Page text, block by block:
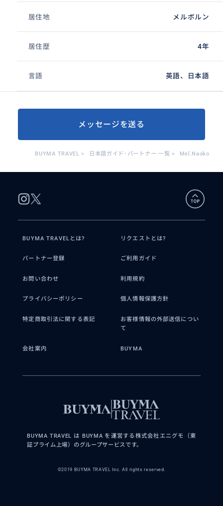
居住地 メルボルン
居住歴 4年
言語 英語、日本語
メッセージを送る
BUYMA TRAVEL > 日本語ガイド･パートナー 一覧 > Mel.Naoko
BUYMA TRAVELとは? リクエストとは?
パートナー登録 ご利用ガイド
お問い合わせ 利用規約
プライバシーポリシー 個人情報保護方針
特定商取引法に関する表記
お客様情報の外部送信につい
て
会社案内 BUYMA
BUYMA TRAVEL は BUYMA を運営する株式会社エニグモ（東
証プライム上場）のグループサービスです。
©2019 BUYMA TRAVEL Inc. All rights reserved.